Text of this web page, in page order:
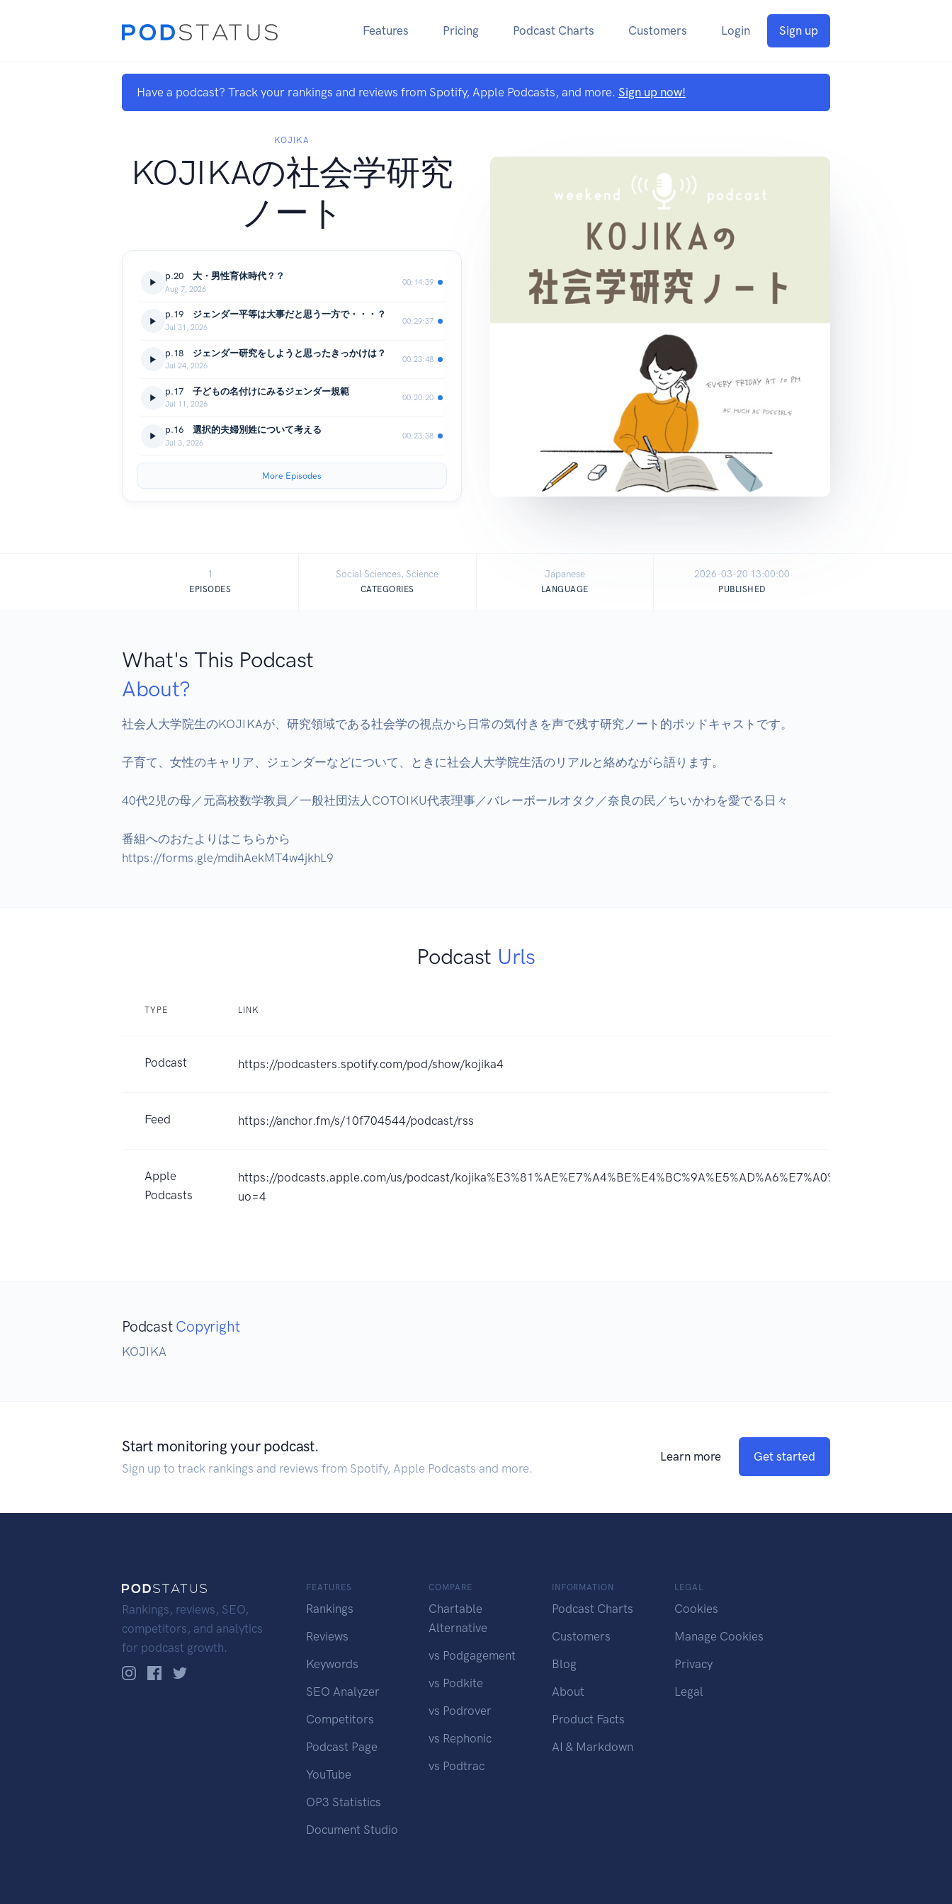
Features Pricing Podcast Charts Customers Login Sign up
Have a podcast? Track your rankings and reviews from Spotify, Apple Podcasts, and more. Sign up now!
KOJIKA
KOJIKAの社会学研究
ノート
p.20 大・男性育休時代？？
Aug 7, 2026
00:14:39
p.19 ジェンダー平等は大事だと思う一方で・・・？
Jul 31, 2026
00:29:37
p.18 ジェンダー研究をしようと思ったきっかけは？
Jul 24, 2026
00:23:48
p.17 子どもの名付けにみるジェンダー規範
Jul 11, 2026
00:20:20
p.16 選択的夫婦別姓について考える
Jul 3, 2026
00:23:38
More Episodes
1
EPISODES
Social Sciences, Science
CATEGORIES
Japanese
LANGUAGE
2026-03-20 13:00:00
PUBLISHED
What's This Podcast
About?
社会人大学院生のKOJIKAが、研究領域である社会学の視点から日常の気付きを声で残す研究ノート的ポッドキャストです。
子育て、女性のキャリア、ジェンダーなどについて、ときに社会人大学院生活のリアルと絡めながら語ります。
40代2児の母／元高校数学教員／一般社団法人COTOIKU代表理事／バレーボールオタク／奈良の民／ちいかわを愛でる日々
番組へのおたよりはこちらから
https://forms.gle/mdihAekMT4w4jkhL9
Podcast Urls
TYPE LINK
Podcast https://podcasters.spotify.com/pod/show/kojika4
Feed https://anchor.fm/s/10f704544/podcast/rss
Apple
Podcasts
https://podcasts.apple.com/us/podcast/
uo=4
Podcast Copyright
KOJIKA
Start monitoring your podcast.
Sign up to track rankings and reviews from Spotify, Apple Podcasts and more.
Learn more Get started
Rankings, reviews, SEO,
competitors, and analytics
for podcast growth.
FEATURES
Rankings
Reviews
Keywords
SEO Analyzer
Competitors
Podcast Page
YouTube
OP3 Statistics
Document Studio
COMPARE
Chartable
Alternative
vs Podgagement
vs Podkite
vs Podrover
vs Rephonic
vs Podtrac
INFORMATION
Podcast Charts
Customers
Blog
About
Product Facts
AI & Markdown
LEGAL
Cookies
Manage Cookies
Privacy
Legal